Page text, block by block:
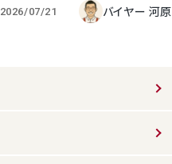
2026/07/21 バイヤー 河原